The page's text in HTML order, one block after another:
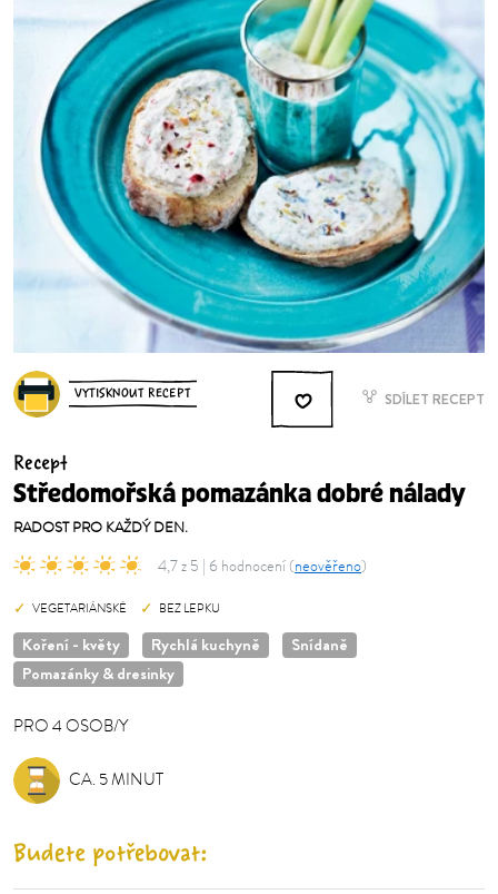
VYTISKNOUT RECEPT SDÍLET RECEPT
Recept
Středomořská pomazánka dobré nálady
RADOST PRO KAŽDÝ DEN.
4,7 z 5 | 6 hodnocení (neověřeno)
VEGETARIÁNSKÉ BEZ LEPKU
Koření - květy Rychlá kuchyně
Snídaně
Pomazánky & dresinky
PRO4OSOB/Y
OSOB/Y
CA. 5 MINUT
Budete potřebovat: